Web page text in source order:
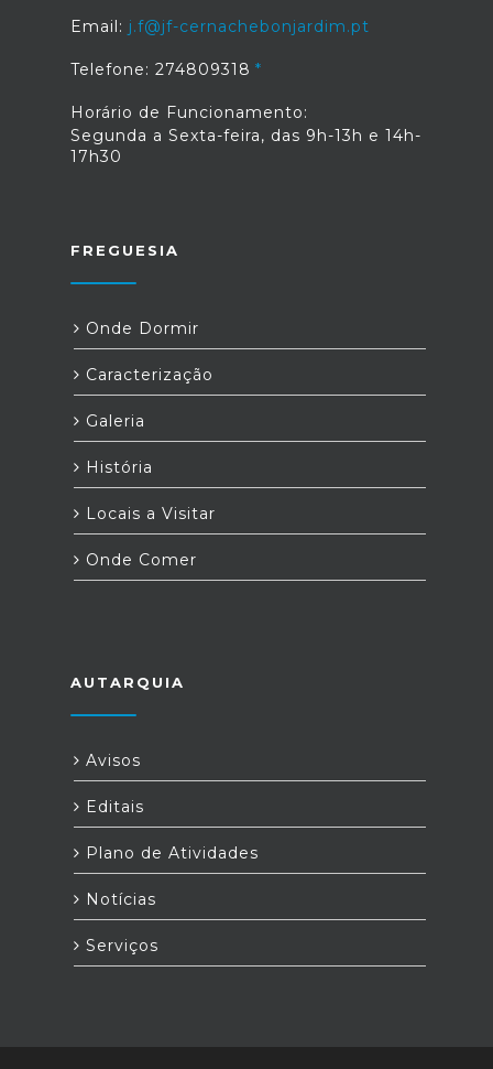
Email: j.f@jf-cernachebonjardim.pt
Telefone: 274809318
Horário de Funcionamento:
Segunda a Sexta-feira, das 9h-13h e 14h-
17h30
FREGUESIA
Onde Dormir
Caracterização
Galeria
História
Locais a Visitar
Onde Comer
AUTARQUIA
Avisos
Editais
Plano de Atividades
Notícias
Serviços